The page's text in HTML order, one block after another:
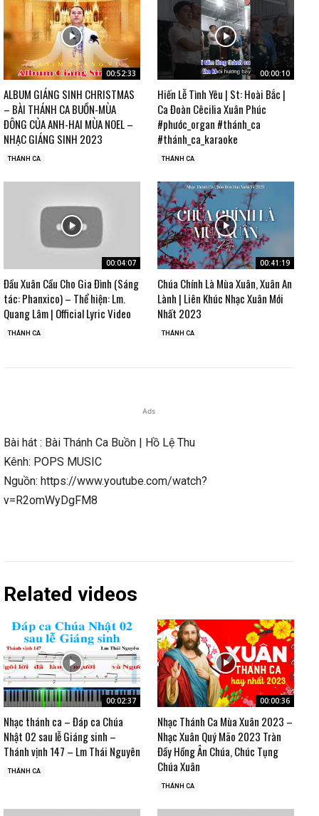
00:52:33
ALBUM GIÁNG SINH CHRISTMAS
– BÀI THÁNH CA BUỒN-MÙA
ĐÔNG CỦA ANH-HAI MÙA NOEL –
NHẠC GIÁNG SINH 2023
THÁNH CA
00:00:10
Hiến Lễ Tình Yêu | St: Hoài Bắc |
Ca Đoàn Cêcilia Xuân Phúc
#phước_organ #thánh_ca
#thánh_ca_karaoke
THÁNH CA
00:04:07
Đầu Xuân Cầu Cho Gia Đình (Sáng
tác: Phanxico) – Thể hiện: Lm.
Quang Lâm | Official Lyric Video
THÁNH CA
00:41:19
Chúa Chính Là Mùa Xuân, Xuân An
Lành | Liên Khúc Nhạc Xuân Mới
Nhất 2023
THÁNH CA
Ads
Bài hát : Bài Thánh Ca Buồn | Hồ Lệ Thu
Kênh: POPS MUSIC
Nguồn: https://www.youtube.com/watch?
v=R2omWyDgFM8
Related videos
00:02:37
Nhạc thánh ca – Đáp ca Chúa
Nhật 02 sau lễ Giáng sinh –
Thánh vịnh 147 – Lm Thái Nguyên
THÁNH CA
00:00:36
Nhạc Thánh Ca Mùa Xuân 2023 –
Nhạc Xuân Quý Mão 2023 Tràn
Đầy Hồng Ân Chúa, Chúc Tụng
Chúa Xuân
THÁNH CA